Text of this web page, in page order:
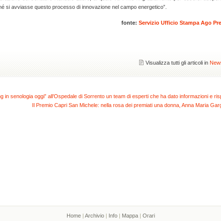
si avviasse questo processo di innovazione nel campo energetico”.
fonte: Servizio Ufficio Stampa Ago
Visualizza tutti gli articoli in
in senologia oggi” all’Ospedale di Sorrento un team di esperti che ha dato informazioni e
Il Premio Capri San Michele: nella rosa dei premiati una donna, Anna Maria
Home| Archivio| Info| Mappa| Orari